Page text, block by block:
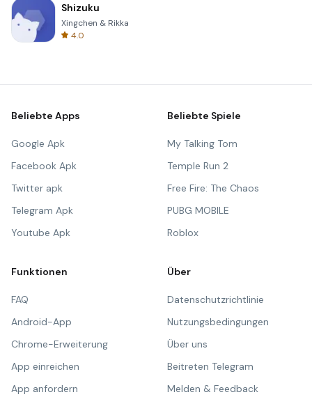
Shizuku
Xingchen & Rikka
4.0
Beliebte Apps
Google Apk
Facebook Apk
Twitter apk
Telegram Apk
Youtube Apk
Beliebte Spiele
My Talking Tom
Temple Run 2
Free Fire: The Chaos
PUBG MOBILE
Roblox
Funktionen
FAQ
Android-App
Chrome-Erweiterung
App einreichen
App anfordern
Über
Datenschutzrichtlinie
Nutzungsbedingungen
Über uns
Beitreten Telegram
Melden & Feedback